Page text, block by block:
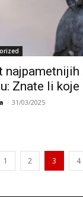
Znate li koje
- 31/03/2025
1 2 3 4